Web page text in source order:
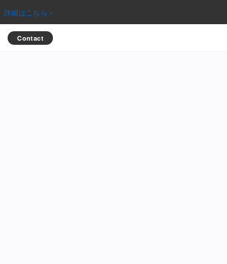
詳細はこちら ›
Contact